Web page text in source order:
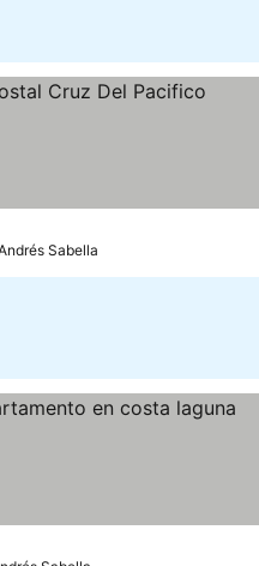
Sabella